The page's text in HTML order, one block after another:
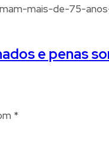
e penas
*